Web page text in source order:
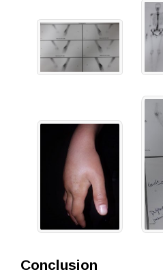
Conclusion